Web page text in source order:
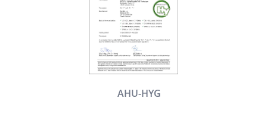
AHU-HYG